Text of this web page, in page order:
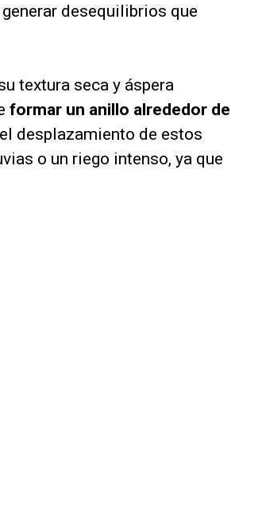
desequilibrios que
textura seca y áspera
formar un anillo alrededor de
desplazamiento de estos
o un riego intenso, ya que